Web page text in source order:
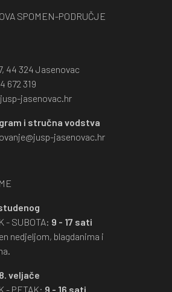
SPOMEN-PODRUČJE
44 324 Jasenovac
672 319
jasenovac.hr
i stručna vodstva
jasenovac.hr
- SUBOTA: 9 - 17 sati
nedjeljom, blagdanima i
veljače
- PETAK: 9 - 16 sati